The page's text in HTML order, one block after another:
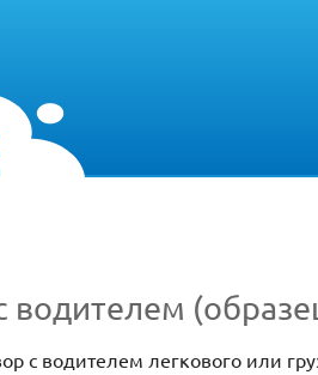
водителем
с водителем легкового или